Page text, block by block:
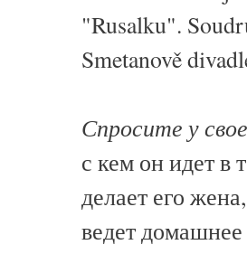
"Rusalku".
Smetanově
Спросите у
с кем он идет в
делает его
ведет домашнее